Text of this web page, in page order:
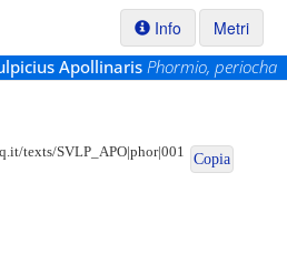
Info
Metri
Apollinaris Phormio, periocha
texts/SVLP_APO|phor|001 Copia